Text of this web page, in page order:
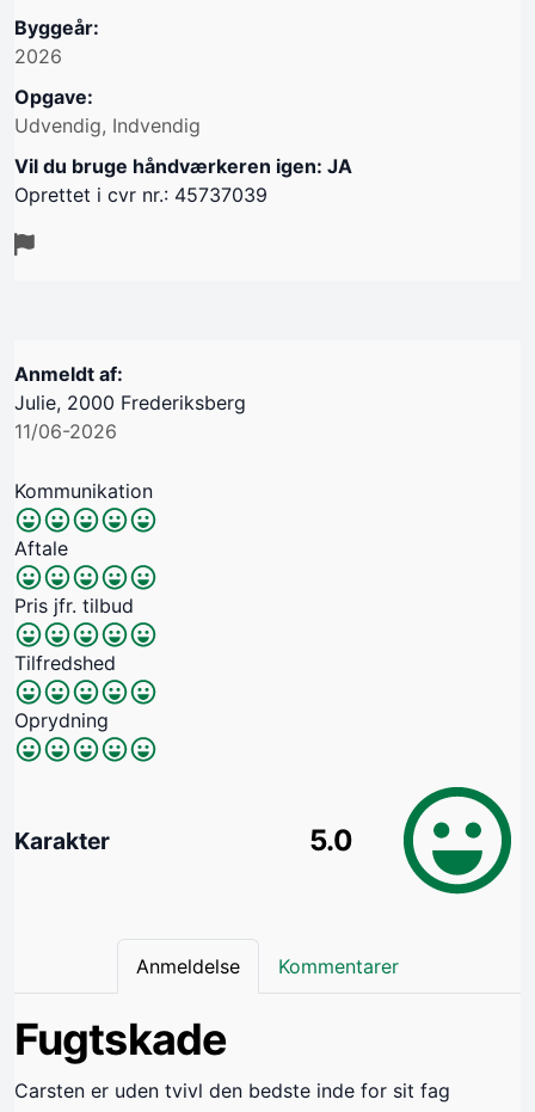
Byggeår:
2026
Opgave:
Udvendig, Indvendig
Vil du bruge håndværkeren igen: JA
Oprettet i cvr nr.: 45737039
Anmeldt af:
Julie, 2000 Frederiksberg
11/06-2026
Kommunikation
Aftale
Pris jfr. tilbud
Tilfredshed
Oprydning
Karakter 5.0
Anmeldelse Kommentarer
Fugtskade
Carsten er uden tvivl den bedste inde for sit fag